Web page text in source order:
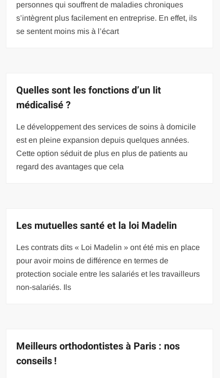
personnes qui souffrent de maladies chroniques
s’intègrent plus facilement en entreprise. En effet, ils
se sentent moins mis à l’écart
Quelles sont les fonctions d’un lit
médicalisé ?
Le développement des services de soins à domicile
est en pleine expansion depuis quelques années.
Cette option séduit de plus en plus de patients au
regard des avantages que cela
Les mutuelles santé et la loi Madelin
Les contrats dits « Loi Madelin » ont été mis en place
pour avoir moins de différence en termes de
protection sociale entre les salariés et les travailleurs
non-salariés. Ils
Meilleurs orthodontistes à Paris : nos
conseils !